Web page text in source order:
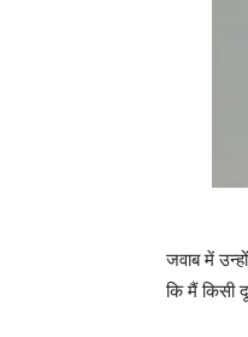
जवाब में
कि मैं किसी